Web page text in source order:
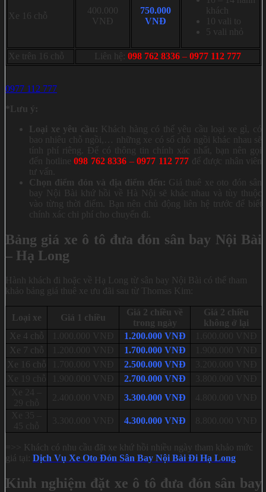
Xe 16 chỗ
400.000
VNĐ
750.000
VNĐ
khách
10 vali to
5 vali nhỏ
Xe trên 16 chỗ Liên hệ: 098 762 8336 – 0977 112 777
0977 112 777
*Lưu ý:
Loại xe yêu cầu: Khách hàng có thể yêu cầu loại xe gì, có
bao nhiêu chỗ ngồi,… những xe có số chỗ ngồi khác nhau sẽ
tính phí riêng. Để có thông tin chính xác nhất, bạn nên gọi
đến hotline 098 762 8336 – 0977 112 777 để được nhân viên
tư vấn.
Chọn điểm đón và địa điểm đến: Giá thuê xe oto đón sân
bay Nội Bài khứ hồi về Hà Nội sẽ khác nhau và tùy thuộc
vào từng thời điểm. Bạn nên chủ động liên hệ trước để biết
chính xác chi phí cho chuyến đi.
Bảng giá xe ô tô đưa đón sân bay Nội Bài
– Hạ Long
Hành khách đi hoặc về Hạ Long từ sân bay Nội Bài có thể tham
khảo bảng giá thuê xe ưu đãi sau từ Thomas Kim:
Loại xe Giá 1 chiều
Giá 2 chiều về
trong ngày
Giá 2 chiều
không ở lại
Xe 4 chỗ
1.200.000 VNĐ
Xe 7 chỗ
1.700.000 VNĐ
Xe 16 chỗ
2.500.000 VNĐ
2.700.000 VNĐ
3.300.000 VNĐ
4.300.000 VNĐ
=>> Khách có nhu cầu đặt xe khứ hồi nhiều ngày tham khảo mức
giá tại: Dịch Vụ Xe Oto Đón Sân Bay Nội Bài Đi Hạ Long
Kinh nghiệm đặt xe ô tô đưa đón sân bay